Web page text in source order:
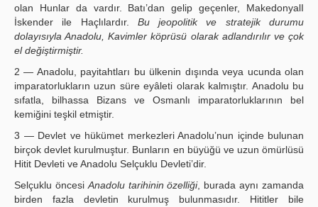
olan Hunlar da vardır. Batı’dan gelip geçenler, MakedonyalI
İskender ile Haçlılardır. Bu jeopolitik ve stratejik durumu
dolayısıyla Anadolu, Kavimler köprüsü olarak adlandırılır ve çok
el değiştirmiştir.
2 — Anadolu, payitahtları bu ülkenin dışında veya ucunda olan
imparatorlukların uzun süre eyâleti olarak kalmıştır. Anadolu bu
sıfatla, bilhassa Bizans ve Osmanlı imparatorluklarının bel
kemiğini teşkil etmiştir.
3 — Devlet ve hükümet merkezleri Anadolu’nun içinde bulunan
birçok devlet kurulmuştur. Bunların en büyüğü ve uzun ömürlüsü
Hitit Devleti ve Anadolu Selçuklu Devleti’dir.
Selçuklu öncesi Anadolu tarihinin özelliği, burada aynı zamanda
birden fazla devletin kurulmuş bulunmasıdır. Hititler bile